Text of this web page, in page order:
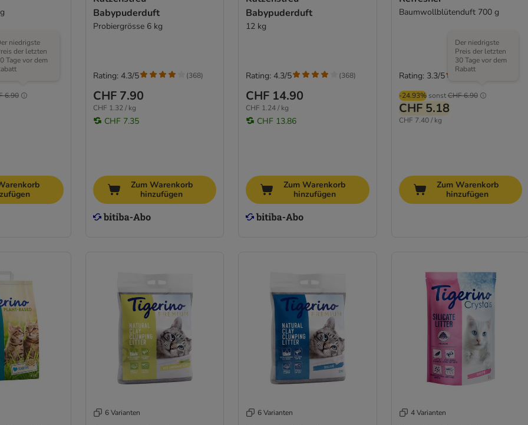
6.90
niedrigste
der letzten
Tage vor dem
Babypuderduft
Probiergrösse 6 kg
CHF 7.90
CHF 1.32 / kg
CHF 7.35
Rating: 4.3/5 (368)
Zum Warenkorb
hinzufügen
Babypuderduft
12 kg
CHF 14.90
CHF 1.24 / kg
CHF 13.86
Rating: 4.3/5 (368)
Zum Warenkorb
hinzufügen
Baumwollblütenduft 700 g
-24.93% sonstCHF 6.90
Der niedrigste
Preis der letzten
30 Tage vor dem
Rabatt
CHF 5.18
CHF 7.40 / kg
Rating: 3.3/5
Zum Warenkorb
hinzufügen
6 Varianten 6 Varianten 4 Varianten